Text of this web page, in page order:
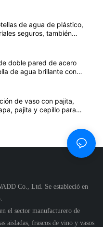
de agua de plástico,
seguros, también
personalizados.
doble pared de acero
de agua brillante con
media al vacío
de vaso con pajita,
pajita y cepillo para
Co., Ltd. Se estableció en
el sector manufacturero de
aisladas, frascos de vino y vasos